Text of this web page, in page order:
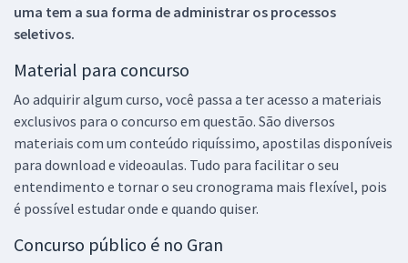
uma tem a sua forma de administrar os processos
seletivos.
Material para concurso
Ao adquirir algum curso, você passa a ter acesso a materiais
exclusivos para o concurso em questão. São diversos
materiais com um conteúdo riquíssimo, apostilas disponíveis
para download e videoaulas. Tudo para facilitar o seu
entendimento e tornar o seu cronograma mais flexível, pois
é possível estudar onde e quando quiser.
Concurso público é no Gran